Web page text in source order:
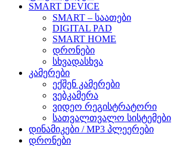
SMART DEVICE
SMART – საათები
DIGITAL PAD
SMART HOME
დრონები
სხვადასხვა
კამერები
ექშენ კამერები
ვებკამერა
ვიდეო რეგისტრატორი
სათვალთვალო სისტემები
დინამიკები / MP3 პლეერები
დრონები